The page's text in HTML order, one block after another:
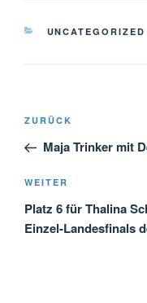
KATEGORIEN
UNCATEGORIZED
Beitragsnavigation
Vorheriger
Beitrag
ZURÜCK
Maja Trinker mit
Nächster
Beitrag
WEITER
Platz 6 für Thalina
Einzel-Landesfinals